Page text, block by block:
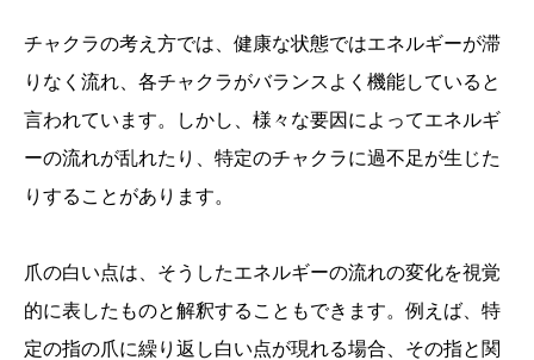
チャクラの考え方では、健康な状態ではエネルギーが滞
りなく流れ、各チャクラがバランスよく機能していると
言われています。しかし、様々な要因によってエネルギ
ーの流れが乱れたり、特定のチャクラに過不足が生じた
りすることがあります。
爪の白い点は、そうしたエネルギーの流れの変化を視覚
的に表したものと解釈することもできます。例えば、特
定の指の爪に繰り返し白い点が現れる場合、その指と関